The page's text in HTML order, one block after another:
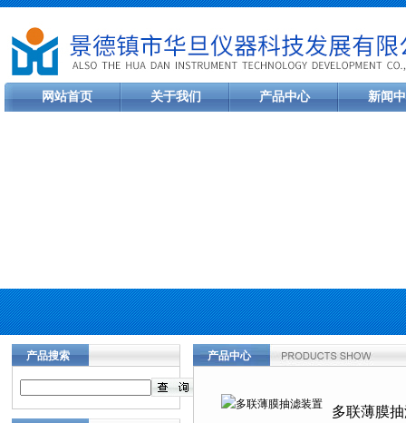
网站首页 关于我们 产品中心 新闻
产品搜索 产品中心
多联薄膜